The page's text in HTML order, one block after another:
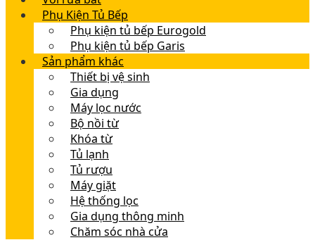
Phụ Kiện Tủ Bếp
Phụ kiện tủ bếp Eurogold
Phụ kiện tủ bếp Garis
Sản phẩm khác
Thiết bị vệ sinh
Gia dụng
Máy lọc nước
Bộ nồi từ
Khóa từ
Tủ lạnh
Tủ rượu
Máy giặt
Hệ thống lọc
Gia dụng thông minh
Chăm sóc nhà cửa